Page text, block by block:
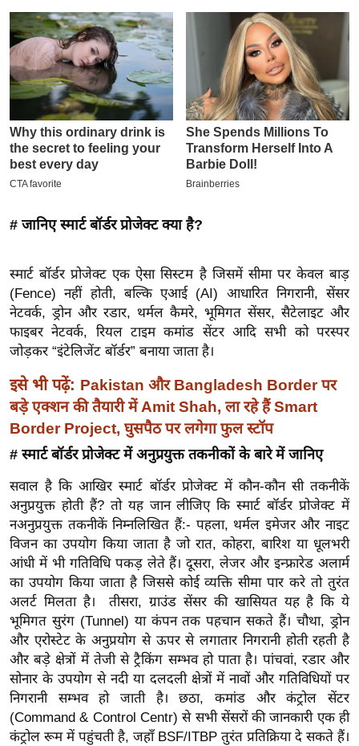
इ
म
ई
-
प
र
मि
ल
मि
सा
ल
श
य
त
यं
ग
डि
या
सा
हि
त्य
ज
ग
त
ऑ
टो
व
र्ल्ड
# जानिए स्मार्ट बॉर्डर प्रोजेक्ट क्या है?
स्मार्ट बॉर्डर प्रोजेक्ट एक ऐसा सिस्टम है जिसमें सीमा पर केवल बाड़
(Fence) नहीं होती, बल्कि एआई (AI) आधारित निगरानी, सेंसर
नेटवर्क, ड्रोन और रडार, थर्मल कैमरे, भूमिगत सेंसर, सैटेलाइट और
फाइबर नेटवर्क, रियल टाइम कमांड सेंटर आदि सभी को परस्पर
जोड़कर “इंटेलिजेंट बॉर्डर” बनाया जाता है।
इसे भी पढ़ें: Pakistan और Bangladesh Border पर
बड़े एक्शन की तैयारी में Amit Shah, ला रहे हैं Smart
Border Project, घुसपैठ पर लगेगा फुल स्टॉप
# स्मार्ट बॉर्डर प्रोजेक्ट में अनुप्रयुक्त तकनीकों के बारे में जानिए
सवाल है कि आखिर स्मार्ट बॉर्डर प्रोजेक्ट में कौन-कौन सी तकनीकें
अनुप्रयुक्त होती हैं? तो यह जान लीजिए कि स्मार्ट बॉर्डर प्रोजेक्ट में
नअनुप्रयुक्त तकनीकें निम्नलिखित हैं:- पहला, थर्मल इमेजर और नाइट
विजन का उपयोग किया जाता है जो रात, कोहरा, बारिश या धूलभरी
आंधी में भी गतिविधि पकड़ लेते हैं। दूसरा, लेजर और इन्फ्रारेड अलार्म
का उपयोग किया जाता है जिससे कोई व्यक्ति सीमा पार करे तो तुरंत
अलर्ट मिलता है। तीसरा, ग्राउंड सेंसर की खासियत यह है कि ये
भूमिगत सुरंग (Tunnel) या कंपन तक पहचान सकते हैं। चौथा, ड्रोन
और एरोस्टेट के अनुप्रयोग से ऊपर से लगातार निगरानी होती रहती है
और बड़े क्षेत्रों में तेजी से ट्रैकिंग सम्भव हो पाता है। पांचवां, रडार और
सोनार के उपयोग से नदी या दलदली क्षेत्रों में नावों और गतिविधियों पर
निगरानी सम्भव हो जाती है। छठा, कमांड और कंट्रोल सेंटर
(Command & Control Centr) से सभी सेंसरों की जानकारी एक ही
कंट्रोल रूम में पहुंचती है, जहाँ BSF/ITBP तुरंत प्रतिक्रिया दे सकते हैं।